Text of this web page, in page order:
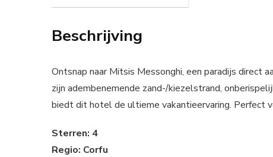
Beschrijving
Ontsnap naar Mitsis Messonghi, een paradijs direct
zijn adembenemende zand-/kiezelstrand,
biedt dit hotel de ultieme vakantieervaring. Perfect
Sterren: 4
Regio: Corfu